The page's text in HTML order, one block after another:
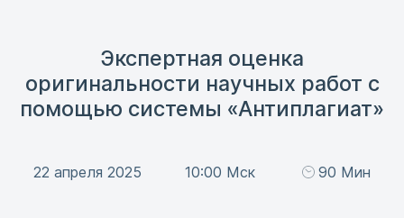
Экспертная оценка
оригинальности научных работ с
помощью системы «Антиплагиат»
22 апреля 2025 10:00 Мск 90 Мин